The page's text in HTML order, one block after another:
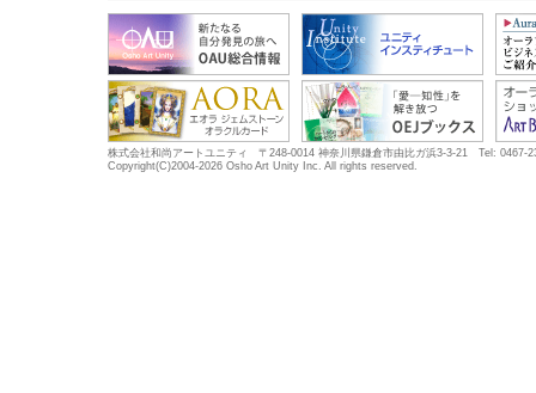
株式会社和尚アートユニティ 〒248-0014 神奈川県鎌倉市由比ガ浜3-3-21 Tel: 0467-
Copyright(C)2004-2026 Osho Art Unity Inc. All rights reserved.